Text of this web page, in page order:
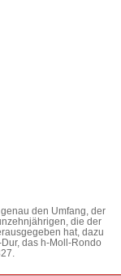
den Umfang, der
die der
hat, dazu
das h-Moll-Rondo